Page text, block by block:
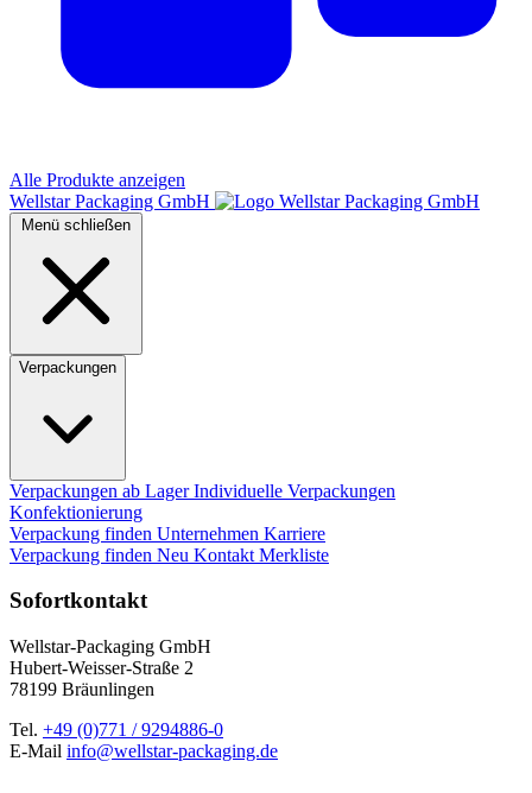
Alle Produkte anzeigen
Wellstar Packaging GmbH
Menü schließen
Verpackungen
Verpackungen ab LagerIndividuelle Verpackungen
Konfektionierung
Verpackung finden Unternehmen Karriere
Verpackung finden Neu Kontakt Merkliste
Sofortkontakt
Wellstar-Packaging GmbH
Hubert-Weisser-Straße 2
78199 Bräunlingen
Tel. +49 (0)771 / 9294886-0
E-Mail info@wellstar-packaging.de